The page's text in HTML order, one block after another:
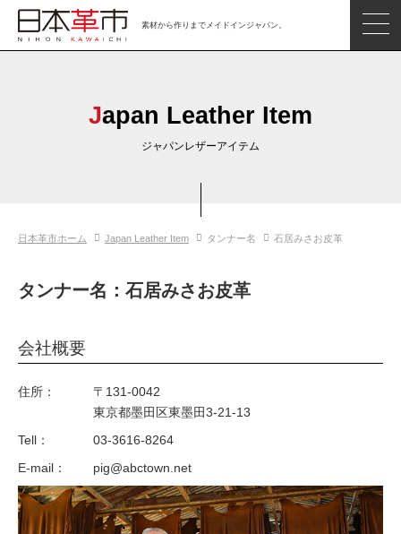
素材から作りまでメイドインジャパン。
革市通信
閲覧したアイテム
Japan Leather Item
ジャパンレザーアイテム
日本革市ホーム Japan Leather Item タンナー名 石居みさお皮革
タンナー名：石居みさお皮革
会社概要
住所：
〒131-0042
東京都墨田区東墨田3-21-13
Tell：
03-3616-8264
E-mail：
pig@abctown.net